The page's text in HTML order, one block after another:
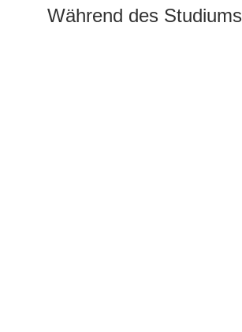
Während des Studiums